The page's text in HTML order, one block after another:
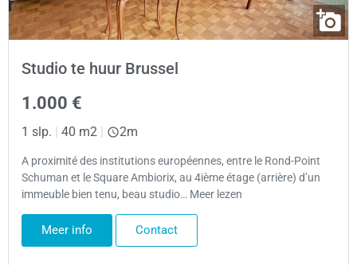
Studio te huur Brussel
1.000 €
1 slp. | 40 m2 | 2m
A proximité des institutions européennes, entre le Rond-Point
Schuman et le Square Ambiorix, au 4ième étage (arrière) d’un
immeuble bien tenu, beau studio… Meer lezen
Meer info Contact